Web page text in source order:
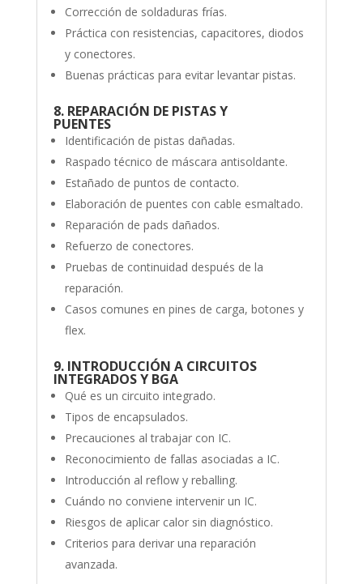
Corrección de soldaduras frías.
Práctica con resistencias, capacitores, diodos
y conectores.
Buenas prácticas para evitar levantar pistas.
8. REPARACIÓN DE PISTAS Y
PUENTES
Identificación de pistas dañadas.
Raspado técnico de máscara antisoldante.
Estañado de puntos de contacto.
Elaboración de puentes con cable esmaltado.
Reparación de pads dañados.
Refuerzo de conectores.
Pruebas de continuidad después de la
reparación.
Casos comunes en pines de carga, botones y
flex.
9. INTRODUCCIÓN A CIRCUITOS
INTEGRADOS Y BGA
Qué es un circuito integrado.
Tipos de encapsulados.
Precauciones al trabajar con IC.
Reconocimiento de fallas asociadas a IC.
Introducción al reflow y reballing.
Cuándo no conviene intervenir un IC.
Riesgos de aplicar calor sin diagnóstico.
Criterios para derivar una reparación
avanzada.